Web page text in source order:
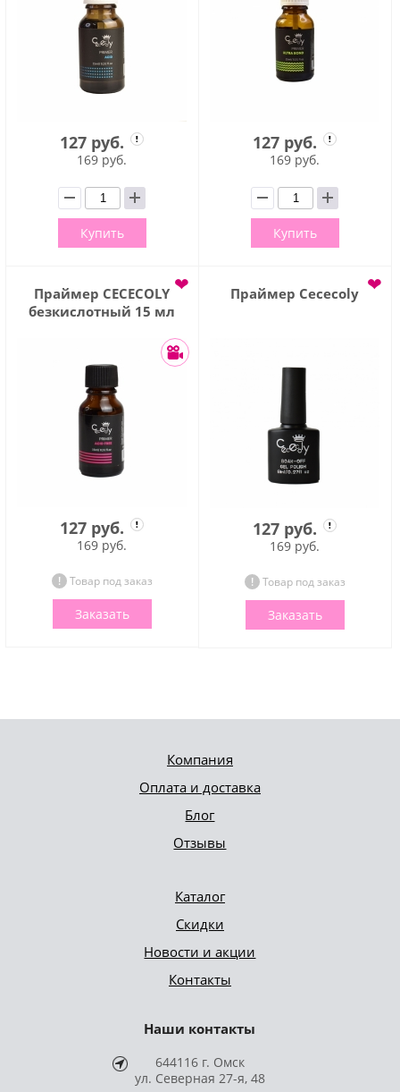
127 руб.
169 руб.
Купить
127 руб.
169 руб.
Купить
Праймер CECECOLY
безкислотный 15 мл
❤
127 руб.
169 руб.
Товар под заказ
Заказать
Праймер Cececoly ❤
127 руб.
169 руб.
Товар под заказ
Заказать
Компания
Оплата и доставка
Блог
Отзывы
Каталог
Скидки
Новости и акции
Контакты
Наши контакты
644116 г. Омск
ул. Северная 27-я, 48